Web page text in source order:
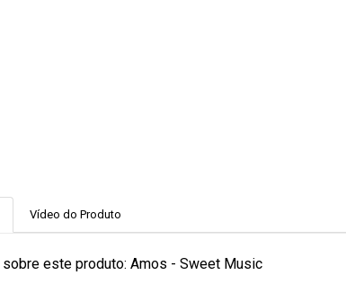
Vídeo do Produto
este produto: Amos - Sweet Music